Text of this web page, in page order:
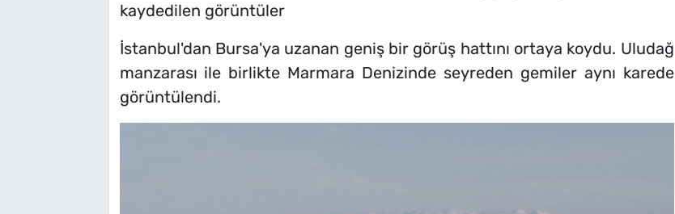
kaydedilen görüntüler
İstanbul'dan Bursa'ya uzanan geniş bir görüş hattını ortaya koydu. Uludağ
manzarası ile birlikte Marmara Denizinde seyreden gemiler aynı karede
görüntülendi.